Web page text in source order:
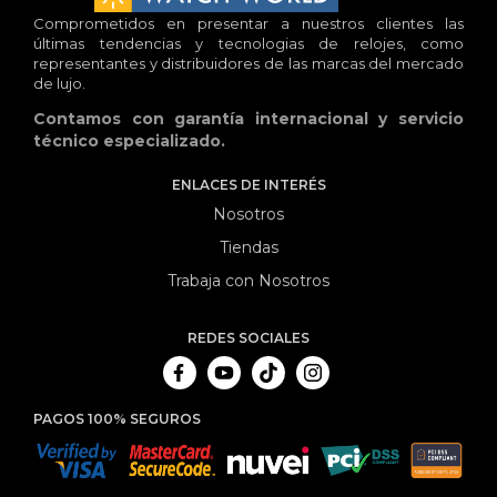
Comprometidos en presentar a nuestros clientes las
últimas tendencias y tecnologias de relojes, como
representantes y distribuidores de las marcas del mercado
de lujo.
Contamos con garantía internacional y servicio
técnico especializado.
ENLACES DE INTERÉS
Nosotros
Tiendas
Trabaja con Nosotros
REDES SOCIALES
PAGOS 100% SEGUROS